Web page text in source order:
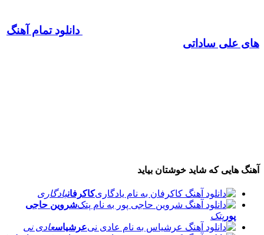
دانلود تمام آهنگ
های علی ساداتی
آهنگ هایی که شاید خوشتان بیاید
کاکرفانیادگاری
شروین حاجی
پورپتک
عرشیاسعادی نی